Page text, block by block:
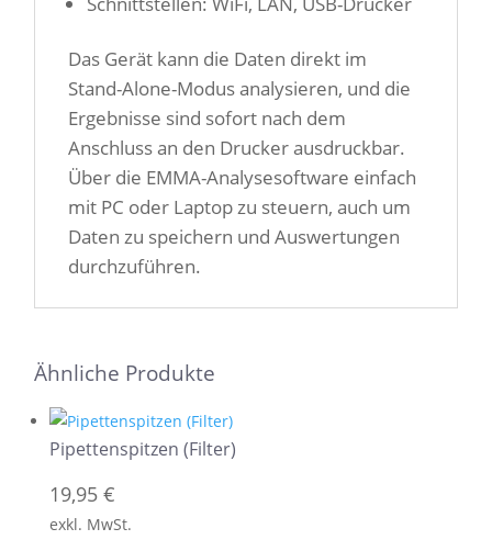
Das Gerät kann die Daten direkt im
Stand-Alone-Modus analysieren, und die
Ergebnisse sind sofort nach dem
Anschluss an den Drucker ausdruckbar.
Über die EMMA-Analysesoftware einfach
mit PC oder Laptop zu steuern, auch um
Daten zu speichern und Auswertungen
durchzuführen.
Ähnliche Produkte
Pipettenspitzen (Filter)
19,95€
exkl. MwSt.